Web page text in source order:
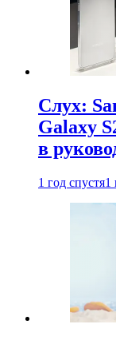
Слух:
Galaxy
в
1 год спустя1